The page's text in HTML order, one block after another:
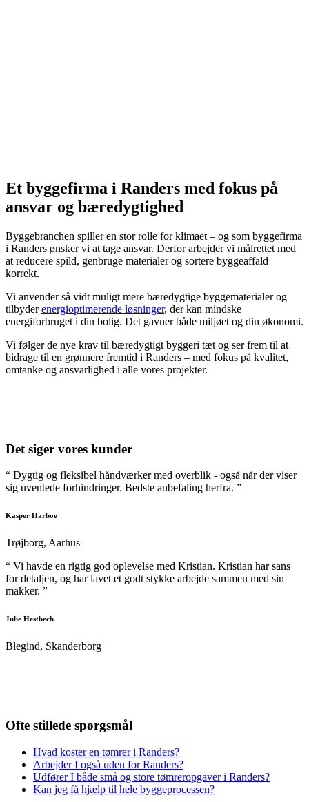
Et byggefirma i Randers med fokus på
ansvar og bæredygtighed
Byggebranchen spiller en stor rolle for klimaet – og som byggefirma
i Randers ønsker vi at tage ansvar. Derfor arbejder vi målrettet med
at reducere spild, genbruge materialer og sortere byggeaffald
korrekt.
Vi anvender så vidt muligt mere bæredygtige byggematerialer og
tilbyderenergioptimerende løsninger, der kan mindske
energiforbruget i din bolig. Det gavner både miljøet og din økonomi.
Vi følger de nye krav til bæredygtigt byggeri tæt og ser frem til at
bidrage til en grønnere fremtid i Randers – med fokus på kvalitet,
omtanke og ansvarlighed i alle vores projekter.
Det siger vores kunder
“ Dygtig og fleksibel håndværker med overblik - også når der viser
sig uventede forhindringer. Bedste anbefaling herfra. ”
Kasper Harboe
Trøjborg, Aarhus
“ Vi havde en rigtig god oplevelse med Kristian. Kristian har sans
for detaljen, og har lavet et godt stykke arbejde sammen med sin
makker. ”
Julie Hestbech
Blegind, Skanderborg
Ofte stillede spørgsmål
Hvad koster en tømrer i Randers?
Arbejder I også uden for Randers?
Udfører I både små og store tømreropgaver i Randers?
Kan jeg få hjælp til hele byggeprocessen?